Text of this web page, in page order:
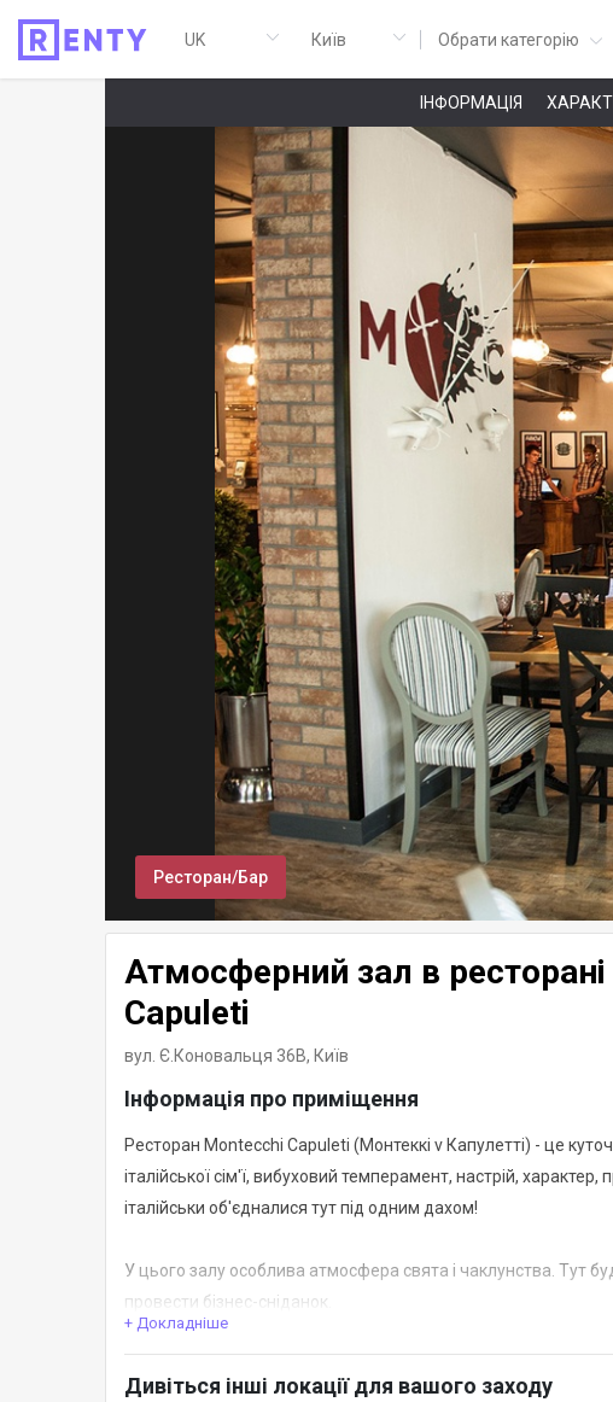
Обрати категорію
ІНФОРМАЦІЯ
Ресторан/Бар
Атмосферний зал в
Capuleti
вул. Є.Коновальця 36В, Київ
Інформація про приміщення
Ресторан Montecchi Capuleti (Монтеккі v Капулетті) - це
італійської сім'ї, вибуховий темперамент, настрій,
італійськи об'єдналися тут під одним дахом!
У цього залу особлива атмосфера свята і чаклунства. Тут
провести бізнес-сніданок.
Ми завжди раді бачити вас у нас в гостях!
+ Докладніше
Дивіться інші локації для вашого заходу